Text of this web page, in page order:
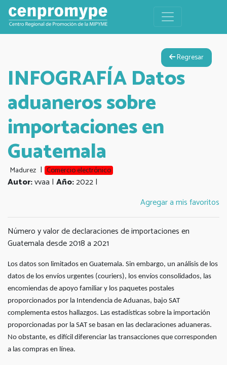
Regresar
INFOGRAFÍA Datos
aduaneros sobre
importaciones en
Guatemala
Madurez | Comercio electrónico
Autor:vvaa | Año:2022 |
Agregar a mis favoritos
Número y valor de declaraciones de importaciones en
Guatemala desde 2018 a 2021
Los datos son limitados en Guatemala. Sin embargo, un análisis de los
datos de los envíos urgentes (couriers), los envíos consolidados, las
encomiendas de apoyo familiar y los paquetes postales
proporcionados por la Intendencia de Aduanas, bajo SAT
complementa estos hallazgos. Las estadísticas sobre la importación
proporcionadas por la SAT se basan en las declaraciones aduaneras.
No obstante, es difícil diferenciar las transacciones que corresponden
a las compras en línea.